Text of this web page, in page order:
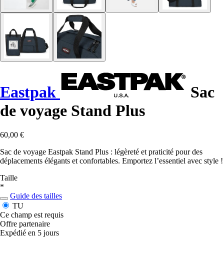
Eastpak
Sac
de voyage Stand Plus
60,00 €
Sac de voyage Eastpak Stand Plus : légèreté et praticité pour des
déplacements élégants et confortables. Emportez l’essentiel avec style !
Taille
*
Guide des tailles
TU
Ce champ est requis
Offre partenaire
Expédié en 5 jours